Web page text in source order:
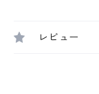
レビュー